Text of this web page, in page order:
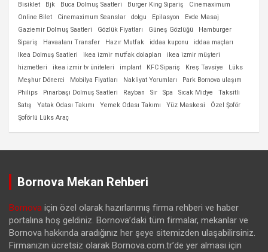
Bisiklet
Bjk Buca Dolmuş Saatleri Burger King Sipariş
Cinemaximum
Online Bilet
Cinemaximum Seanslar dolgu Epilasyon
Evde Masaj
Gaziemir Dolmuş Saatleri
Gözlük Fiyatları Güneş Gözlüğü
Hamburger
Sipariş
Havaalanı Transfer Hazır Mutfak iddaa kuponu
iddaa maçları
Ikea Dolmuş Saatleri
ikea izmir mutfak dolapları
ikea izmir müşteri
hizmetleri
ikea izmir tv üniteleri implant KFC Sipariş Kreş Tavsiye
Lüks
Meşhur Dönerci
Mobilya Fiyatları Nakliyat Yorumları
Park Bornova ulaşım
Philips
Pınarbaşı Dolmuş Saatleri Rayban Sir Spa Sıcak Midye
Taksitli
Satış
Yatak Odası Takımı Yemek Odası Takımı Yüz Maskesi
Özel Şoför
Şoförlü Lüks Araç
Bornova Mekan Rehberi
Bornova için özel olarak hazırlanmış firma rehberi ve haber
portalına hoş geldiniz. Bornova’daki tüm firmalar, mekanlar ve
Bornova hakkında aradığınız her şeye sitemizden ulaşabilirsiniz.
Firmanızın ücretsiz olarak Bornova.com.tr’de yer alması için